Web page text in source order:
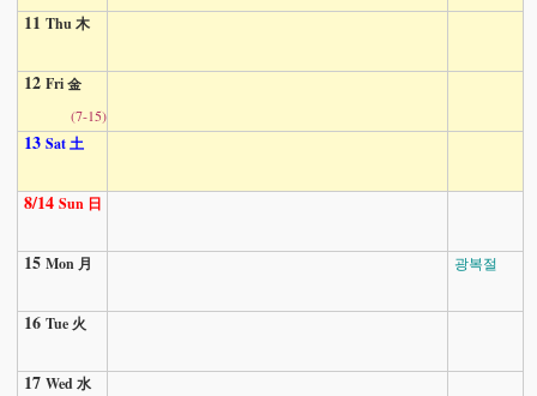
11 Thu 木
12 Fri 金
(7-15)
13 Sat 土
8/14 Sun 日
15 Mon 月 광복절
16 Tue 火
17 Wed 水